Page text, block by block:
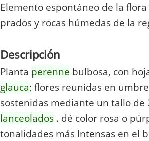
Elemento espontáneo de la
prados y rocas húmedas de la
Descripción
Planta perenne bulbosa, con
glauca; flores reunidas en
sostenidas mediante un tallo de
lanceolados . dé color rosa o
tonalidades más Intensas en el